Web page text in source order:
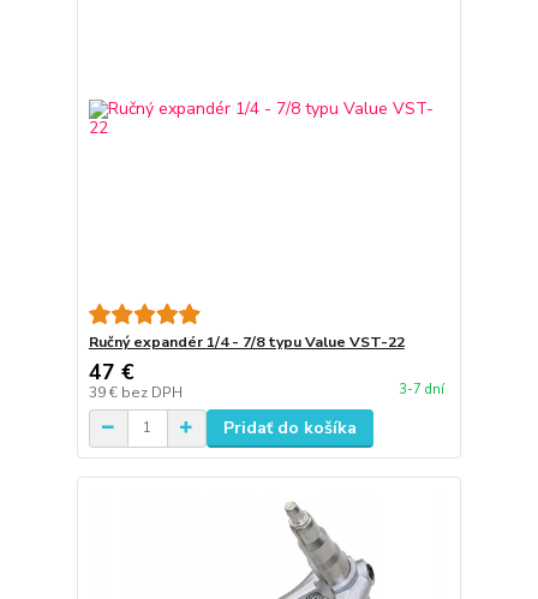
Ručný expandér 1/4 - 7/8 typu Value VST-22
47 €
39 € bez DPH 3-7 dní
Pridať do košíka